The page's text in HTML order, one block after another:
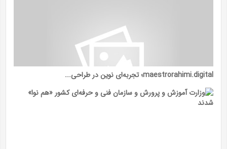
maestrorahimi.digital؛ تجربه‌ای نوین در طراحی...